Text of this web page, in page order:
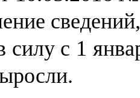
силу с 1